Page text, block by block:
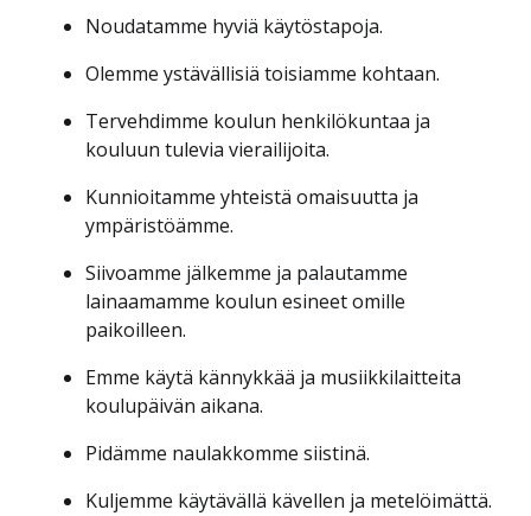
Noudatamme hyviä käytöstapoja.
Olemme ystävällisiä toisiamme kohtaan.
Tervehdimme koulun henkilökuntaa ja
kouluun tulevia vierailijoita.
Kunnioitamme yhteistä omaisuutta ja
ympäristöämme.
Siivoamme jälkemme ja palautamme
lainaamamme koulun esineet omille
paikoilleen.
Emme käytä kännykkää ja musiikkilaitteita
koulupäivän aikana.
Pidämme naulakkomme siistinä.
Kuljemme käytävällä kävellen ja metelöimättä.